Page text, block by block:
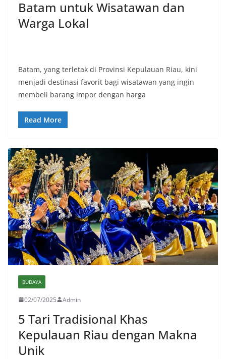
Batam untuk Wisatawan dan
Warga Lokal
Batam, yang terletak di Provinsi Kepulauan Riau, kini
menjadi destinasi favorit bagi wisatawan yang ingin
membeli barang impor dengan harga
Read More
BUDAYA
02/07/2025 Admin
5 Tari Tradisional Khas
Kepulauan Riau dengan Makna
Unik